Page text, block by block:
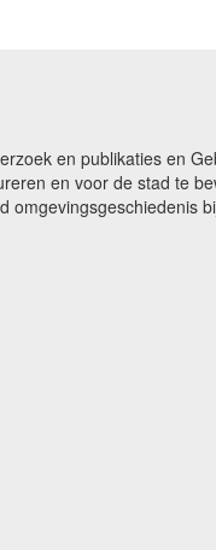
en publikaties en
en voor de stad te